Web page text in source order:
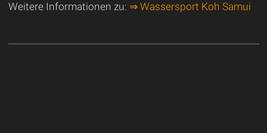
Weitere Informationen zu: ⇒ Wassersport Koh Samui